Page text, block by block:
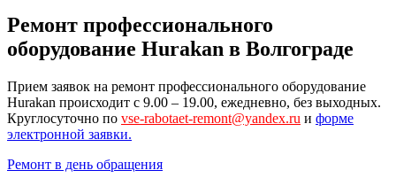
Ремонт профессионального
оборудование Hurakan в Волгограде
Прием заявок на ремонт профессионального оборудование
Hurakan происходит с 9.00 – 19.00, ежедневно, без выходных.
Круглосуточно по vse-rabotaet-remont@yandex.ru и форме
электронной заявки.
Ремонт в день обращения